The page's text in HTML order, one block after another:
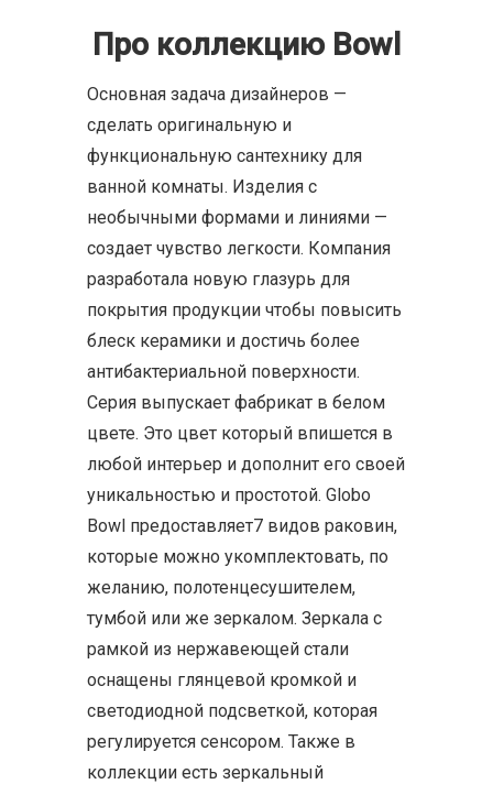
Про коллекцию Bowl
Основная задача дизайнеров —
сделать оригинальную и
функциональную сантехнику для
ванной комнаты. Изделия с
необычными формами и линиями —
создает чувство легкости. Компания
разработала новую глазурь для
покрытия продукции чтобы повысить
блеск керамики и достичь более
антибактериальной поверхности.
Серия выпускает фабрикат в белом
цвете. Это цвет который впишется в
любой интерьер и дополнит его своей
уникальностью и простотой. Globo
Bowl предоставляет7 видов раковин,
которые можно укомплектовать, по
желанию, полотенцесушителем,
тумбой или же зеркалом. Зеркала с
рамкой из нержавеющей стали
оснащены глянцевой кромкой и
светодиодной подсветкой, которая
регулируется сенсором. Также в
коллекции есть зеркальный